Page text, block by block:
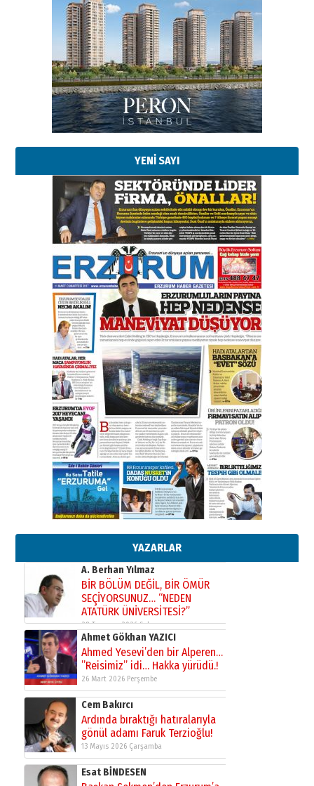
YENİ SAYI
YAZARLAR
Esat BİNDESEN
Başkan Sekmen’den Erzurum’a
bir vizyon proje daha!
02 Ağustos 2026 Pazar
Kadir SABUNCUOĞLU
Erzurumspor’un köşe taşları
29 Haziran 2026 Pazartesi
Kenan GÜLERCİ
Murat Şahsuvaroğlu ERKON’da
çıtayı yukarı taşırken,
yönetimdekiler aşağı
çekmemeli!
17 Şubat 2026 SalıOrhan BOZKURT
Bir fotoğraf, bir şehir, bir
gazeteci… Dizginler kimin
A. Berhan Yılmaz
BİR BÖLÜM DEĞİL, BİR ÖMÜR
SEÇİYORSUNUZ… “NEDEN
ATATÜRK ÜNİVERSİTESİ?”
28 Temmuz 2026 Salı
Ahmet Gökhan YAZICI
Ahmed Yesevi’den bir Alperen…
”Reisimiz” idi… Hakka yürüdü.!
26 Mart 2026 Perşembe
Cem Bakırcı
Ardında bıraktığı hatıralarıyla
gönül adamı Faruk Terzioğlu!
13 Mayıs 2026 Çarşamba
Esat BİNDESEN